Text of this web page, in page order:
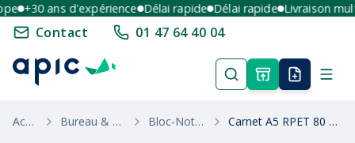
+30 ans d'expérience Délai rapide Délai rapide Livraison
Contact 01 47 64 40 04
Accueil Bureau & Ecriture Bloc-Notes Éco Carnet A5 RPET 80 pages BLAMA